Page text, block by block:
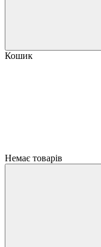
Кошик
Немає товарів